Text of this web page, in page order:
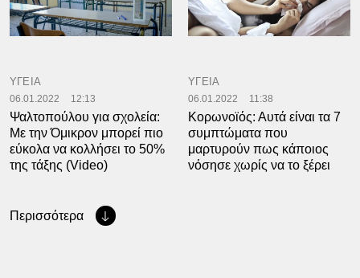
ΥΓΕΙΑ
06.01.2022 12:13
Ψαλτοπούλου για σχολεία:
Με την Όμικρον μπορεί πιο
εύκολα να κολλήσει το 50%
της τάξης (Video)
ΥΓΕΙΑ
06.01.2022 11:38
Κορωνοϊός: Αυτά είναι τα 7
συμπτώματα που
μαρτυρούν πως κάποιος
νόσησε χωρίς να το ξέρει
Περισσότερα